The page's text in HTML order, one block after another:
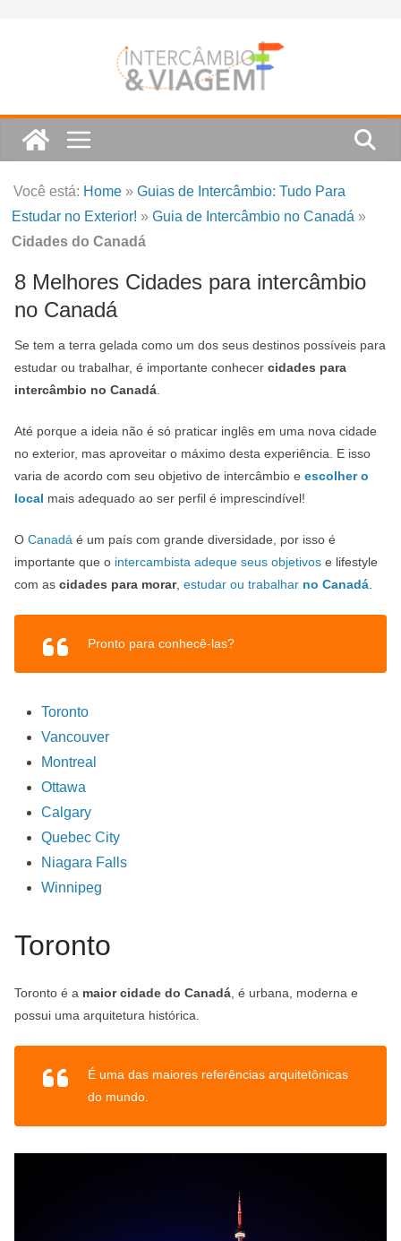
Você está: Home »Guias de Intercâmbio: Tudo Para
Estudar no Exterior! »Guia de Intercâmbio no Canadá »
Cidades do Canadá
8 Melhores Cidades para intercâmbio
no Canadá
Se tem a terra gelada como um dos seus destinos possíveis para
estudar ou trabalhar, é importante conhecer cidades para
intercâmbio no Canadá
Até porque a ideia não é só praticar inglês em uma nova cidade
no exterior, mas aproveitar o máximo desta experiência. E isso
varia de acordo com seu objetivo de intercâmbio e escolher o
local mais adequado ao ser perfil é imprescindível!
O Canadá é um país com grande diversidade, por isso é
importante que o intercambista adeque seus objetivos e lifestyle
com as cidades para morar, estudar ou trabalhar no Canadá
Pronto para conhecê-las?
Toronto
Vancouver
Montreal
Ottawa
Calgary
Quebec City
Niagara Falls
Winnipeg
Toronto
Toronto é a maior cidade do Canadá , é urbana, moderna e
possui uma arquitetura histórica.
É uma das maiores referências arquitetônicas
do mundo.